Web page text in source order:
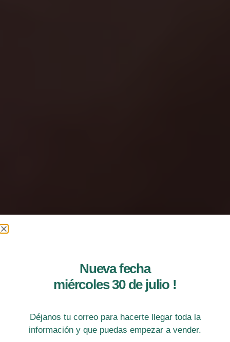
Nueva fecha
miércoles 30 de julio !
Déjanos tu correo para hacerte llegar toda la
información y que puedas empezar a vender.